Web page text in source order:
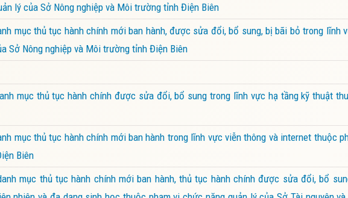
lý của Sở Nông nghiệp và Môi trường tỉnh Điện Biên
mục thủ tục hành chính mới ban hành, được sửa đổi, bổ sung, bị bãi bỏ trong lĩnh
Sở Nông nghiệp và Môi trường tỉnh Điện Biên
mục thủ tục hành chính được sửa đổi, bổ sung trong lĩnh vực hạ tầng kỹ thuật
mục thủ tục hành chính mới ban hành trong lĩnh vực viễn thông và internet thuộc
Biên
mục thủ tục hành chính mới ban hành, thủ tục hành chính được sửa đổi, bổ